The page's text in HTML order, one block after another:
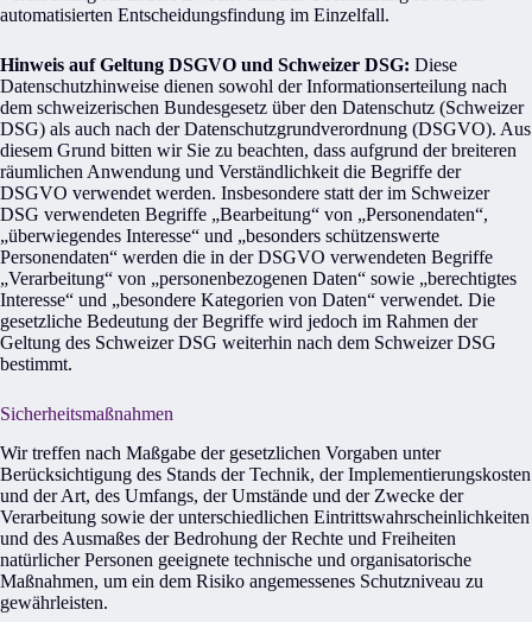
automatisierten Entscheidungsfindung im Einzelfall.
Hinweis auf Geltung DSGVO und Schweizer DSG: Diese
Datenschutzhinweise dienen sowohl der Informationserteilung nach
dem schweizerischen Bundesgesetz über den Datenschutz (Schweizer
DSG) als auch nach der Datenschutzgrundverordnung (DSGVO). Aus
diesem Grund bitten wir Sie zu beachten, dass aufgrund der breiteren
räumlichen Anwendung und Verständlichkeit die Begriffe der
DSGVO verwendet werden. Insbesondere statt der im Schweizer
DSG verwendeten Begriffe „Bearbeitung“ von „Personendaten“,
„überwiegendes Interesse“ und „besonders schützenswerte
Personendaten“ werden die in der DSGVO verwendeten Begriffe
„Verarbeitung“ von „personenbezogenen Daten“ sowie „berechtigtes
Interesse“ und „besondere Kategorien von Daten“ verwendet. Die
gesetzliche Bedeutung der Begriffe wird jedoch im Rahmen der
Geltung des Schweizer DSG weiterhin nach dem Schweizer DSG
bestimmt.
Sicherheitsmaßnahmen
Wir treffen nach Maßgabe der gesetzlichen Vorgaben unter
Berücksichtigung des Stands der Technik, der Implementierungskosten
und der Art, des Umfangs, der Umstände und der Zwecke der
Verarbeitung sowie der unterschiedlichen Eintrittswahrscheinlichkeiten
und des Ausmaßes der Bedrohung der Rechte und Freiheiten
natürlicher Personen geeignete technische und organisatorische
Maßnahmen, um ein dem Risiko angemessenes Schutzniveau zu
gewährleisten.